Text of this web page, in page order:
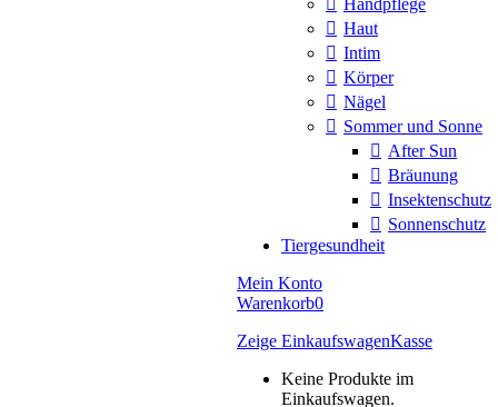
Haut
Intim
Körper
Nägel
Sommer und Sonne
After Sun
Bräunung
Insektenschutz
Sonnenschutz
Tiergesundheit
Mein Konto
Warenkorb0
Zeige EinkaufswagenKasse
Keine Produkte im
Einkaufswagen.